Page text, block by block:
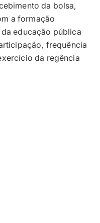
da bolsa,
a formação
educação pública
frequência
da regência